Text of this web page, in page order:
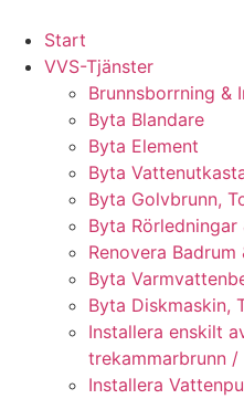
content
Start
VVS-Tjänster
Brunnsborrning &
Byta Blandare
Byta Element
Byta
Byta Golvbrunn,
Byta
Renovera
Byta
Byta Diskmaskin,
Installera enskilt
trekammarbrunn /
Installera